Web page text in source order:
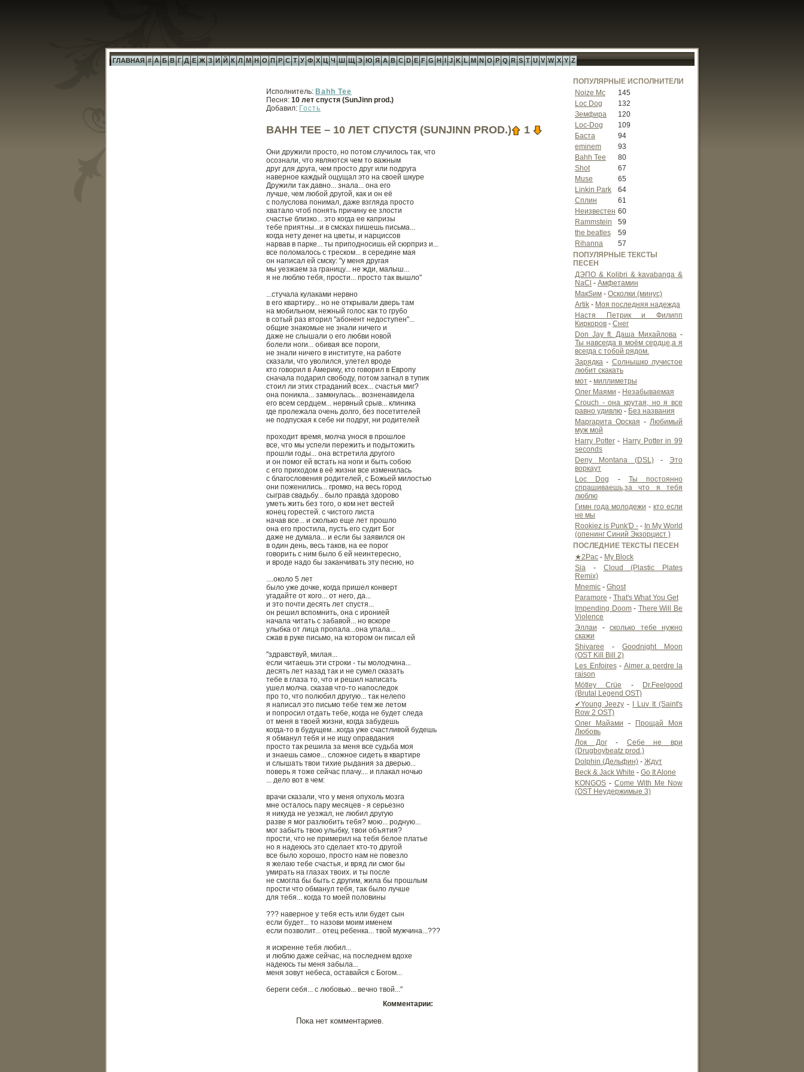
ГЛАВНАЯ # А Б В Г Д Е Ж З И Й К Л М Н О П Р С Т У Ф Х Ц Ч Ш Щ Э Ю Я A B C D E F G H I J K L M N O P Q R S T U V W X Y Z
Исполнитель: Bahh Tee
Песня: 10 лет спустя (SunJinn prod.)
Добавил: Гость
BAHH TEE – 10 ЛЕТ СПУСТЯ (SUNJINN PROD.) 1
Они дружили просто, но потом случилось так, что
осознали, что являются чем то важным
друг для друга, чем просто друг или подруга
наверное каждый ощущал это на своей шкуре
Дружили так давно... знала... она его
лучше, чем любой другой, как и он её
с полуслова понимал, даже взгляда просто
хватало чтоб понять причину ее злости
счастье близко... это когда ее капризы
тебе приятны...и в смсках пишешь письма...
когда нету денег на цветы, и нарциссов
нарвав в парке... ты приподносишь ей сюрприз и...
все поломалось с треском... в середине мая
он написал ей смску: "у меня другая
мы уезжаем за границу... не жди, малыш...
я не люблю тебя, прости... просто так вышло"
...стучала кулаками нервно
в его квартиру... но не открывали дверь там
на мобильном, нежный голос как то грубо
в сотый раз вторил "абонент недоступен"...
общие знакомые не знали ничего и
даже не слышали о его любви новой
болели ноги... обивая все пороги,
не знали ничего в институте, на работе
сказали, что уволился, улетел вроде
кто говорил в Америку, кто говорил в Европу
сначала подарил свободу, потом загнал в тупик
стоил ли этих страданий всех... счастья миг?
она поникла... замкнулась... возненавидела
его всем сердцем... нервный срыв... клиника
где пролежала очень долго, без посетителей
не подпуская к себе ни подруг, ни родителей
проходит время, молча унося в прошлое
все, что мы успели пережить и подытожить
прошли годы... она встретила другого
и он помог ей встать на ноги и быть собою
с его приходом в её жизни все изменилась
с благословения родителей, с Божьей милостью
они поженились... громко, на весь город
сыграв свадьбу... было правда здорово
уметь жить без того, о ком нет вестей
конец горестей. с чистого листа
начав все... и сколько еще лет прошло
она его простила, пусть его судит Бог
даже не думала... и если бы заявился он
в один день, весь таков, на ее порог
говорить с ним было б ей неинтересно,
и вроде надо бы заканчивать эту песню, но
....около 5 лет
было уже дочке, когда пришел конверт
угадайте от кого... от него, да...
и это почти десять лет спустя...
он решил вспомнить, она с иронией
начала читать с забавой... но вскоре
улыбка от лица пропала...она упала...
сжав в руке письмо, на котором он писал ей
"здравствуй, милая...
если читаешь эти строки - ты молодчина...
десять лет назад так и не сумел сказать
тебе в глаза то, что и решил написать
ушел молча. сказав что-то напоследок
про то, что полюбил другую... так нелепо
я написал это письмо тебе тем же летом
и попросил отдать тебе, когда не будет следа
от меня в твоей жизни, когда забудешь
когда-то в будущем...когда уже счастливой будешь
я обманул тебя и не ищу оправдания
просто так решила за меня все судьба моя
и знаешь самое... сложное сидеть в квартире
и слышать твои тихие рыдания за дверью...
поверь я тоже сейчас плачу.... и плакал ночью
... дело вот в чем:
врачи сказали, что у меня опухоль мозга
мне осталось пару месяцев - я серьезно
я никуда не уезжал, не любил другую
разве я мог разлюбить тебя? мою... родную...
мог забыть твою улыбку, твои объятия?
прости, что не примерил на тебя белое платье
но я надеюсь это сделает кто-то другой
все было хорошо, просто нам не повезло
я желаю тебе счастья, и вряд ли смог бы
умирать на глазах твоих. и ты после
не смогла бы быть с другим, жила бы прошлым
прости что обманул тебя, так было лучше
для тебя... когда то моей половины
??? наверное у тебя есть или будет сын
если будет... то назови моим именем
если позволит... отец ребенка... твой мужчина...???
я искренне тебя любил...
и люблю даже сейчас, на последнем вдохе
надеюсь ты меня забыла...
меня зовут небеса, оставайся с Богом...
береги себя... с любовью... вечно твой..."
Комментарии:
Пока нет комментариев.
ПОПУЛЯРНЫЕ ИСПОЛНИТЕЛИ
Noize Mc
145
Loc Dog
132
Земфира
120
Loc-Dog
109
Баста
94
eminem
93
Bahh Tee
80
Shot
67
Muse
65
Linkin Park
64
Сплин
61
Неизвестен 60
Rammstein
59
the beatles
59
Rihanna
57
ПОПУЛЯРНЫЕ ТЕКСТЫ
ПЕСЕН
ДЭПО & Kolibri & kavabanga &
NaCl - Амфетамин
МакSим - Осколки (минус)
Artik - Моя последняя надежда
Настя Петрик и Филипп
Киркоров - Снег
Don Jay ft. Даша Михайлова -
Ты навсегда в моём сердце,а я
всегда с тобой рядом.
Зарядка - Солнышко лучистое
любит скакать
мот - миллиметры
Олег Маями - Незабываемая
Crouch - она крутая, но я все
равно удивлю - Без названия
Маргарита Орская - Любимый
муж мой
Harry Potter- Harry Potter in 99
seconds
Deny Montana (DSL)- Это
воркаут
Loc Dog - Ты постоянно
спрашиваешь,за что я тебя
люблю
Гимн года молодежи - кто если
не мы
Rookiez is Punk'D - - In My World
(опенинг Синий Экзорцист )
ПОСЛЕДНИЕ ТЕКСТЫ ПЕСЕН
★2Pac - My Block
Sia - Cloud (Plastic Plates
Remix)
Mnemic - Ghost
Paramore - That's What You Get
Impending Doom- There Will Be
Violence
Эллаи - сколько тебе нужно
скажи
Shivaree - Goodnight Moon
(OST Kill Bill 2)
Les Enfoires- Aimer a perdre la
raison
Mötley Crüe -
Dr.Feelgood
(Brutal Legend OST)
✔Young Jeezy -
I Luv It (Saint's
Row 2 OST)
Олег Майами -
Прощай Моя
Любовь
Лок Дог- Себе не ври
(Drugboybeatz prod.)
Dolphin (Дельфин) - Ждут
Beck & Jack White - Go It Alone
KONGOS - Come With Me Now
(OST Неудержимые 3)